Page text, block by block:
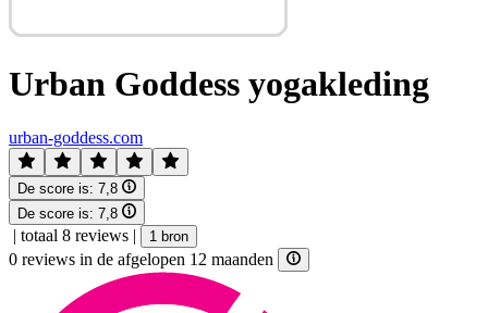
Urban Goddess yogakleding
urban-goddess.com
De score is: 7,8
De score is: 7,8
| totaal 8 reviews | 1 bron
0 reviews in de afgelopen 12 maanden